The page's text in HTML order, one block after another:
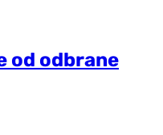
od odbrane